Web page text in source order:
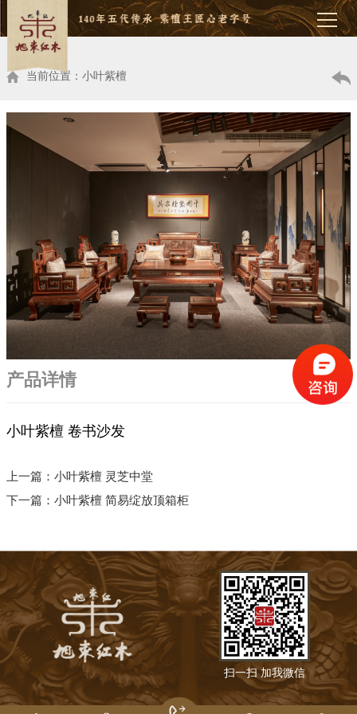
当前位置：小叶紫檀
产品详情
小叶紫檀 卷书沙发
上一篇： 小叶紫檀 灵芝中堂
下一篇： 小叶紫檀 简易绽放顶箱柜
扫一扫 加我微信